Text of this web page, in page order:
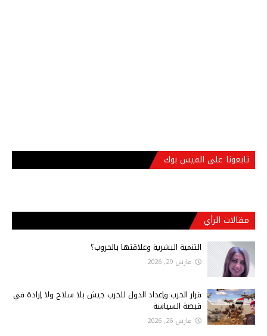
تابعونا على الفيس بوك
مقالات الرأي
التنمية البشرية وعلاقتها بالحروب؟
مارس 29, 2026
قرار الحرب وإعداد الدول للحرب جيش بلا سلاح ولا إرادة في
قبضة السياسة
مارس 26, 2026